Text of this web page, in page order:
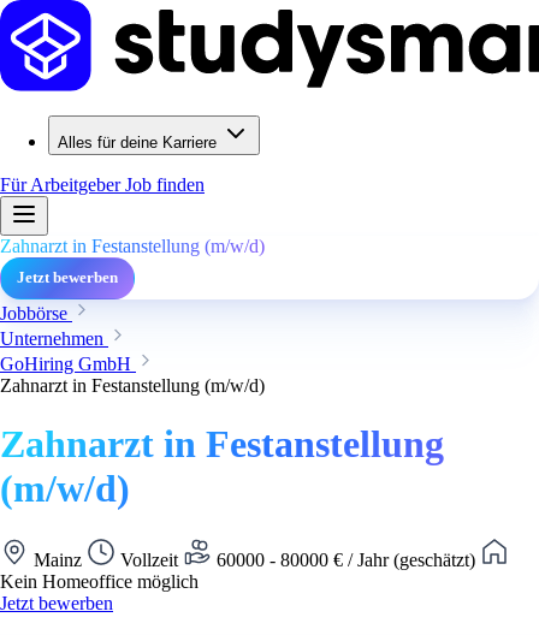
Alles für deine Karriere
Für ArbeitgeberJob finden
Zahnarzt in Festanstellung (m/w/d)
Jetzt bewerben
Jobbörse
Unternehmen
GoHiring GmbH
Zahnarzt in Festanstellung (m/w/d)
Zahnarzt in Festanstellung
(m/w/d)
Mainz Vollzeit
60000 - 80000 € / Jahr (geschätzt)
Kein Homeoffice möglich
Jetzt bewerben